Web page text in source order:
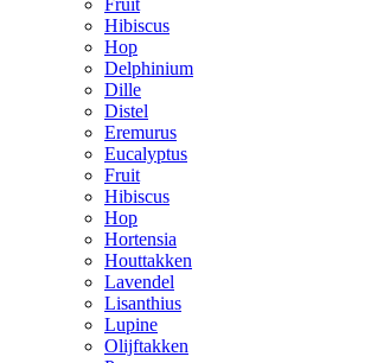
Hibiscus
Hop
Delphinium
Dille
Distel
Eremurus
Eucalyptus
Fruit
Hibiscus
Hop
Hortensia
Houttakken
Lavendel
Lisanthius
Lupine
Olijftakken